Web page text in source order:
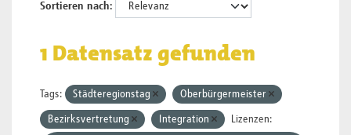
Sortieren nach
1 Datensatz gefunden
Tags: Städteregionstag Oberbürgermeister
Bezirksvertretung Integration
Lizenzen: